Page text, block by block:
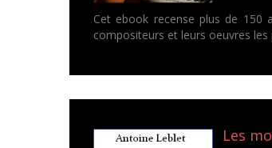
Cet ebook recense plus de 150
compositeurs et leurs oeuvres les
Les